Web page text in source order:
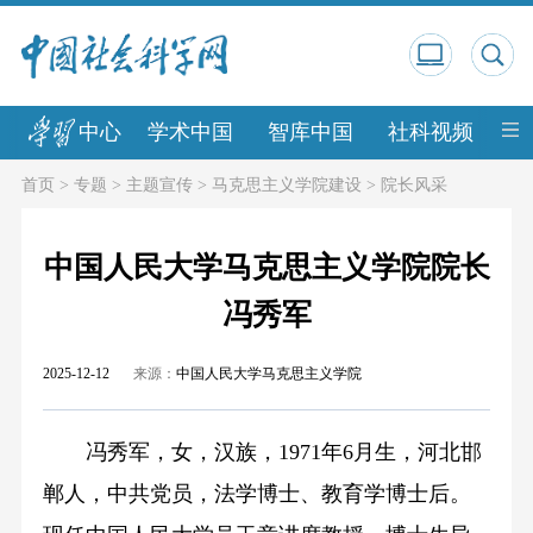
中心 学术中国 智库中国 社科视频 中
首页> 专题 > 主题宣传> 马克思主义学院建设 > 院长风采
中国人民大学马克思主义学院院长
冯秀军
2025-12-12 来源： 中国人民大学马克思主义学院
冯秀军，女，汉族，1971年6月生，河北邯
郸人，中共党员，法学博士、教育学博士后。